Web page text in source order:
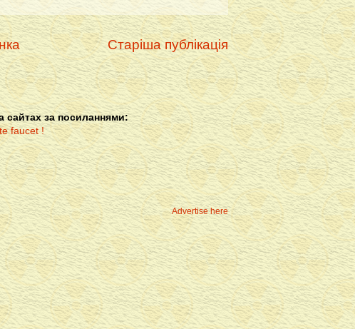
Старіша публікація
сайтах за посиланнями:
Advertise here